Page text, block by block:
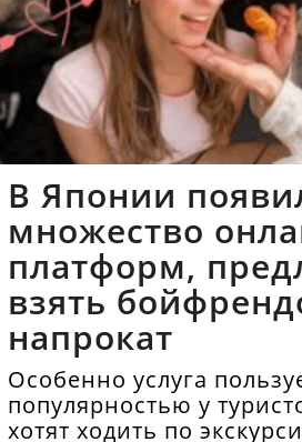
В Японии
множество
платформ,
взять
напрокат
Особенно услуга
популярностью у
хотят ходить по